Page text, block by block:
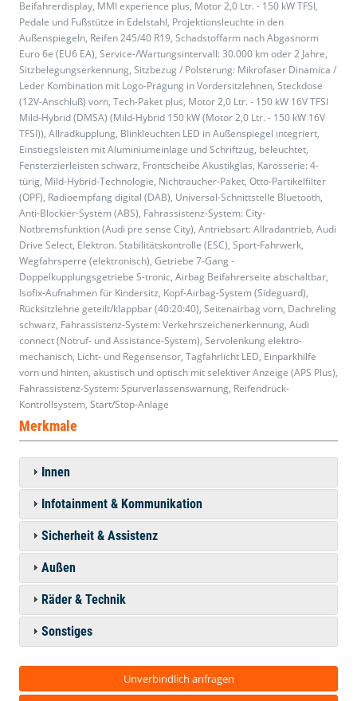
Beifahrerdisplay, MMI experience plus, Motor 2,0 Ltr. - 150 kW TFSI,
Pedale und Fußstütze in Edelstahl, Projektionsleuchte in den
Außenspiegeln, Reifen 245/40 R19, Schadstoffarm nach Abgasnorm
Euro 6e (EU6 EA), Service-/Wartungsintervall: 30.000 km oder 2 Jahre,
Sitzbelegungserkennung, Sitzbezug / Polsterung: Mikrofaser Dinamica /
Leder Kombination mit Logo-Prägung in Vordersitzlehnen, Steckdose
(12V-Anschluß) vorn, Tech-Paket plus, Motor 2,0 Ltr. - 150 kW 16V TFSI
Mild-Hybrid (DMSA) (Mild-Hybrid 150 kW (Motor 2,0 Ltr. - 150 kW 16V
TFSI)), Allradkupplung, Blinkleuchten LED in Außenspiegel integriert,
Einstiegsleisten mit Aluminiumeinlage und Schriftzug, beleuchtet,
Fensterzierleisten schwarz, Frontscheibe Akustikglas, Karosserie: 4-
türig, Mild-Hybrid-Technologie, Nichtraucher-Paket, Otto-Partikelfilter
(OPF), Radioempfang digital (DAB), Universal-Schnittstelle Bluetooth,
Anti-Blockier-System (ABS), Fahrassistenz-System: City-
Notbremsfunktion (Audi pre sense City), Antriebsart: Allradantrieb, Audi
Drive Select, Elektron. Stabilitätskontrolle (ESC), Sport-Fahrwerk,
Wegfahrsperre (elektronisch), Getriebe 7-Gang -
Doppelkupplungsgetriebe S-tronic, Airbag Beifahrerseite abschaltbar,
Isofix-Aufnahmen für Kindersitz, Kopf-Airbag-System (Sideguard),
Rücksitzlehne geteilt/klappbar (40:20:40), Seitenairbag vorn, Dachreling
schwarz, Fahrassistenz-System: Verkehrszeichenerkennung, Audi
connect (Notruf- und Assistance-System), Servolenkung elektro-
mechanisch, Licht- und Regensensor, Tagfahrlicht LED, Einparkhilfe
vorn und hinten, akustisch und optisch mit selektiver Anzeige (APS Plus),
Fahrassistenz-System: Spurverlassenswarnung, Reifendruck-
Kontrollsystem, Start/Stop-Anlage
Merkmale
Innen
Infotainment & Kommunikation
Sicherheit & Assistenz
Außen
Räder & Technik
Sonstiges
Unverbindlich anfragen